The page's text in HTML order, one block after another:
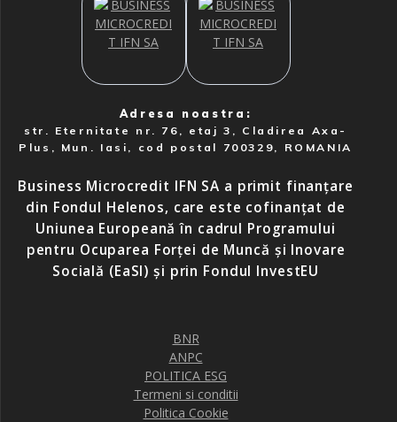
Adresa noastra:
str. Eternitate nr. 76, etaj 3, Cladirea Axa-
Plus, Mun. Iasi, cod postal 700329, ROMANIA
Business Microcredit IFN SA a primit finanțare
din Fondul Helenos, care este cofinanțat de
Uniunea Europeană în cadrul Programului
pentru Ocuparea Forței de Muncă și Inovare
Socială (EaSI) și prin Fondul InvestEU
BNR
ANPC
POLITICA ESG
Termeni si conditii
Politica Cookie